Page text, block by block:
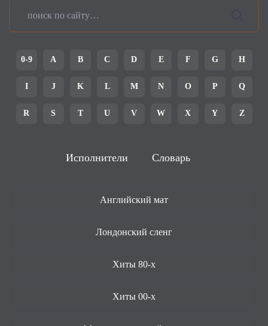
0-9 A B C D E F G H
I J K L M N O P Q
R S T U V W X Y Z
Исполнители Словарь
Английский мат
Лондонский сленг
Хиты 80-х
Хиты 00-х